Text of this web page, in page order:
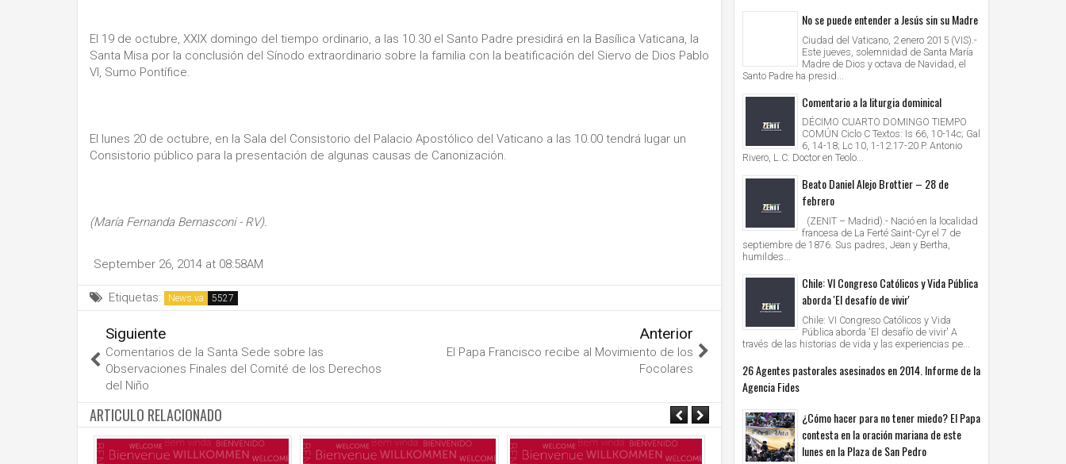
El 19 de octubre, XXIX domingo del tiempo ordinario, a las 10.30 el Santo Padre presidirá en la Basílica Vaticana, la
Santa Misa por la conclusión del Sínodo extraordinario sobre la familia con la beatificación del Siervo de Dios Pablo
VI, Sumo Pontífice.
El lunes 20 de octubre, en la Sala del Consistorio del Palacio Apostólico del Vaticano a las 10.00 tendrá lugar un
Consistorio público para la presentación de algunas causas de Canonización.
(María Fernanda Bernasconi - RV).
September 26, 2014 at 08:58AM
Etiquetas: News.va
Siguiente
Comentarios de la Santa Sede sobre las
Observaciones Finales del Comité de los Derechos
del Niño
Anterior
El Papa Francisco recibe al Movimiento de los
Focolares
ARTICULO RELACIONADO
No se puede entender a Jesús sin su Madre
Ciudad del Vaticano, 2 enero 2015 (VIS).-
Este jueves, solemnidad de Santa María
Madre de Dios y octava de Navidad, el
Santo Padre ha presid...
Comentario a la liturgia dominical
DÉCIMO CUARTO DOMINGO TIEMPO
COMÚN Ciclo C Textos: Is 66, 10-14c; Gal
6, 14-18; Lc 10, 1-12.17-20 P. Antonio
Rivero, L.C. Doctor en Teolo...
Beato Daniel Alejo Brottier – 28 de
febrero
(ZENIT – Madrid).- Nació en la localidad
francesa de La Ferté Saint-Cyr el 7 de
septiembre de 1876. Sus padres, Jean y Bertha,
humildes...
Chile: VI Congreso Católicos y Vida Pública
aborda 'El desafío de vivir'
Chile: VI Congreso Católicos y Vida
Pública aborda 'El desafío de vivir' A
través de las historias de vida y las experiencias pe...
26 Agentes pastorales asesinados en 2014. Informe de la
Agencia Fides
¿Cómo hacer para no tener miedo? El Papa
contesta en la oración mariana de este
lunes en la Plaza de San Pedro